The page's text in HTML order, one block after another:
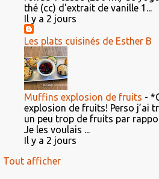
thé (cc) d'extrait de vanille 1...
Il y a 2 jours
Les plats cuisinés de Esther B
Muffins explosion de fruits -
explosion de fruits! Perso j’ai
un peu trop de fruits par
Je les voulais ...
Il y a 2 jours
Tout afficher